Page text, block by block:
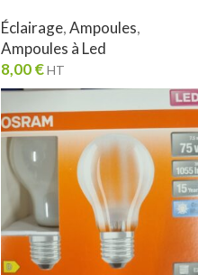
Éclairage,Ampoules,
Ampoules à Led
8,00€HT